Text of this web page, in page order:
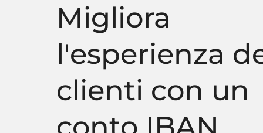
Migliora
l'esperienza
clienti con un